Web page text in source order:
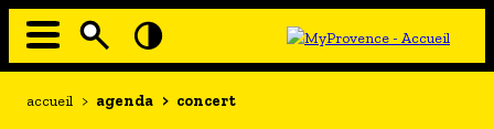
Aller
Navigation
EN MODE ECO
Fil
accueil > agenda > concert